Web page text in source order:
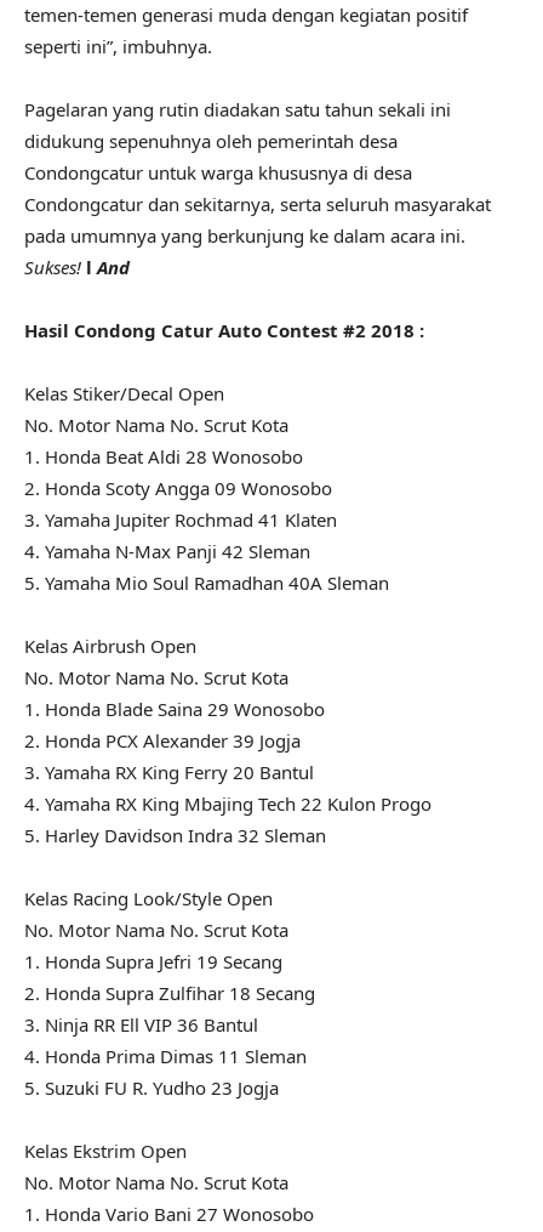
temen-temen generasi muda dengan kegiatan positif
seperti ini”, imbuhnya.
Pagelaran yang rutin diadakan satu tahun sekali ini
didukung sepenuhnya oleh pemerintah desa
Condongcatur untuk warga khususnya di desa
Condongcatur dan sekitarnya, serta seluruh masyarakat
pada umumnya yang berkunjung ke dalam acara ini.
Sukses! lAnd
Hasil Condong Catur Auto Contest #2 2018 :
Kelas Stiker/Decal Open
No. Motor Nama No. Scrut Kota
1. Honda Beat Aldi 28 Wonosobo
2. Honda Scoty Angga 09 Wonosobo
3. Yamaha Jupiter Rochmad 41 Klaten
4. Yamaha N-Max Panji 42 Sleman
5. Yamaha Mio Soul Ramadhan 40A Sleman
Kelas Airbrush Open
No. Motor Nama No. Scrut Kota
1. Honda Blade Saina 29 Wonosobo
2. Honda PCX Alexander 39 Jogja
3. Yamaha RX King Ferry 20 Bantul
4. Yamaha RX King Mbajing Tech 22 Kulon Progo
5. Harley Davidson Indra 32 Sleman
Kelas Racing Look/Style Open
No. Motor Nama No. Scrut Kota
1. Honda Supra Jefri 19 Secang
2. Honda Supra Zulfihar 18 Secang
3. Ninja RR Ell VIP 36 Bantul
4. Honda Prima Dimas 11 Sleman
5. Suzuki FU R. Yudho 23 Jogja
Kelas Ekstrim Open
No. Motor Nama No. Scrut Kota
1. Honda Vario Bani 27 Wonosobo